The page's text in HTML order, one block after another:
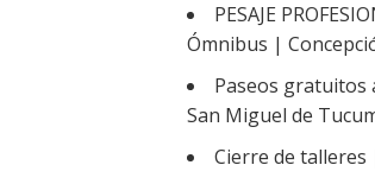
PESAJE
Ómnibus |
Paseos gratuitos
San Miguel de
Cierre de